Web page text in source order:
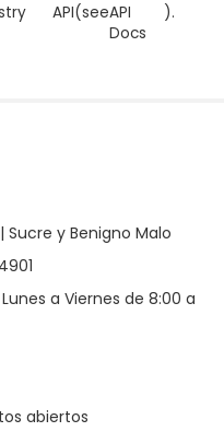
API(seeAPI
Docs
).
y Benigno Malo
a Viernes de 8:00 a
abiertos